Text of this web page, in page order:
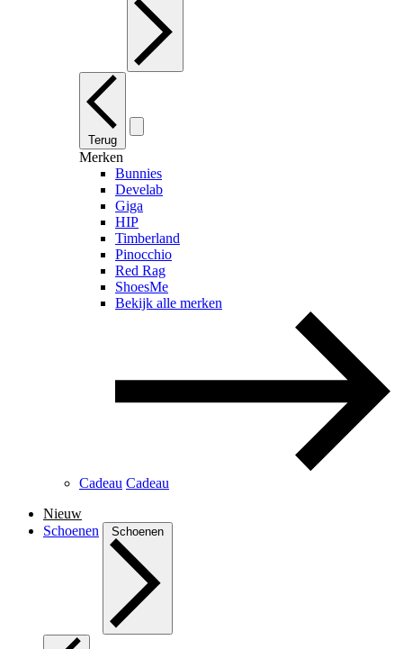
Terug
Merken
Bunnies
Develab
Giga
HIP
Timberland
Pinocchio
Red Rag
ShoesMe
Bekijk alle merken
Cadeau Cadeau
Nieuw
Schoenen
Schoenen